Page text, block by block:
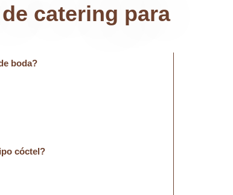
catering para
boda?
cóctel?